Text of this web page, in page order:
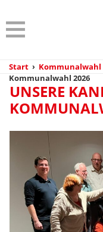
Start › Kommunalwahl
Kommunalwahl 2026
UNSERE